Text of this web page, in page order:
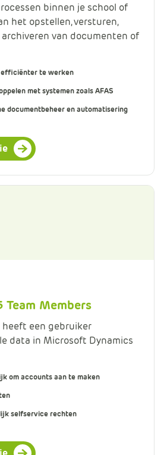
binnen je school of
het opstellen, versturen,
van documenten of
efficiënter te werken
met systemen zoals AFAS
documentbeheer en automatisering
Team Members
een gebruiker
data in Microsoft Dynamics
om accounts aan te maken
selfservice rechten